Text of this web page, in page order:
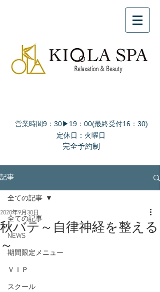
営業時間9：30▶19：00(最終受付16：30)
定休日：火曜日
完全予約制
記事
全ての記事
NEWS
期間限定メニュー
ＶＩＰ
スクール
全ての記事
秋バテ～自律神経を整える
～
2020年9月30日